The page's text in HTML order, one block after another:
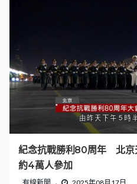
紀念抗戰勝利80周年 北京
約4萬人參加